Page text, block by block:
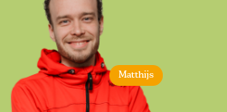
Matthijs